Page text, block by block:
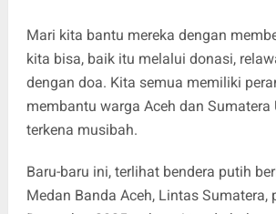
Mari kita bantu mereka dengan
kita bisa, baik itu melalui donasi,
dengan doa. Kita semua memiliki
membantu warga Aceh dan Sumatera
terkena musibah.
Baru-baru ini, terlihat bendera putih
Medan Banda Aceh, Lintas Sumatera,